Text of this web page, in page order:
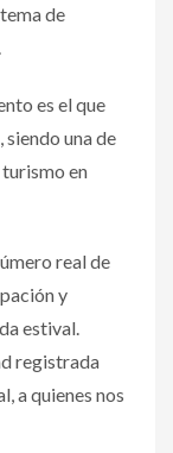
de
es el que
una de
en
real de
y
estival.
registrada
a quienes nos